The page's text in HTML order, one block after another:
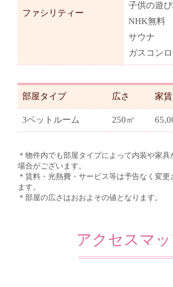
ファシリティー
子供の遊
NHK無料
サウナ
ガスコン
部屋タイプ 広さ 家賃
3ベットルーム 250㎡
＊物件内でも部屋タイプによって内装や家
場合がございます。
＊賃料・光熱費・サービス等は予告なく変
ます。
＊部屋の広さはおおよその値となります。
アクセスマ